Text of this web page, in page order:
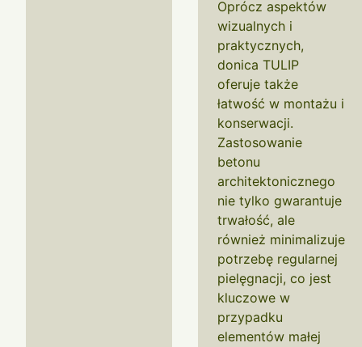
Oprócz aspektów
wizualnych i
praktycznych,
donica TULIP
oferuje także
łatwość w montażu i
konserwacji.
Zastosowanie
betonu
architektonicznego
nie tylko gwarantuje
trwałość, ale
również minimalizuje
potrzebę regularnej
pielęgnacji, co jest
kluczowe w
przypadku
elementów małej